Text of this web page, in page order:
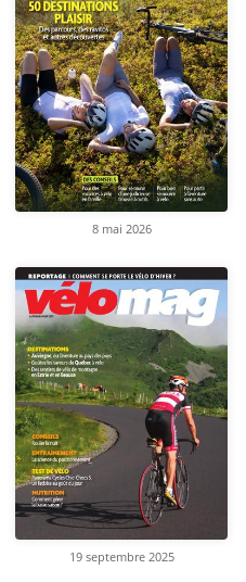
8 mai 2026
19 septembre 2025